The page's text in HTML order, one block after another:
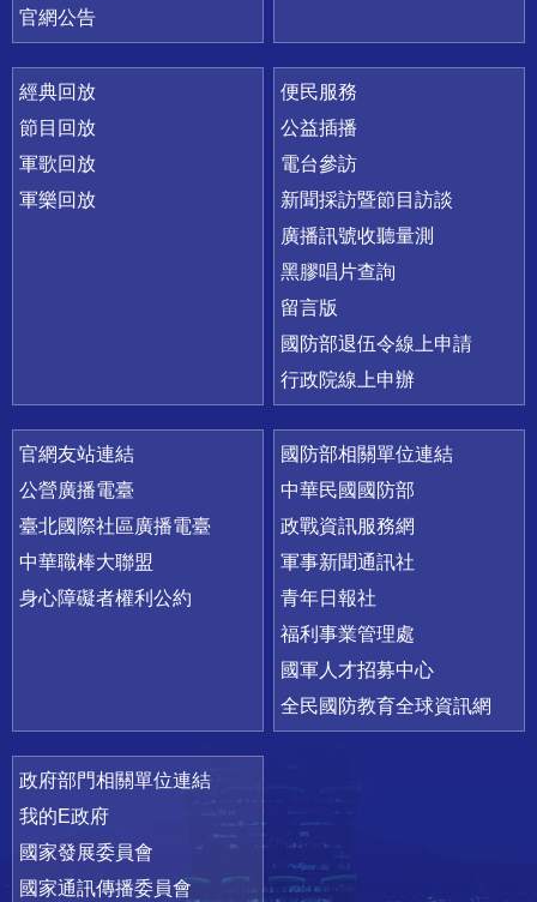
官網公告
經典回放
節目回放
軍歌回放
軍樂回放
便民服務
公益插播
電台參訪
新聞採訪暨節目訪談
廣播訊號收聽量測
黑膠唱片查詢
留言版
國防部退伍令線上申請
行政院線上申辦
官網友站連結
公營廣播電臺
臺北國際社區廣播電臺
中華職棒大聯盟
身心障礙者權利公約
國防部相關單位連結
中華民國國防部
政戰資訊服務網
軍事新聞通訊社
青年日報社
福利事業管理處
國軍人才招募中心
全民國防教育全球資訊網
政府部門相關單位連結
我的E政府
國家發展委員會
國家通訊傳播委員會